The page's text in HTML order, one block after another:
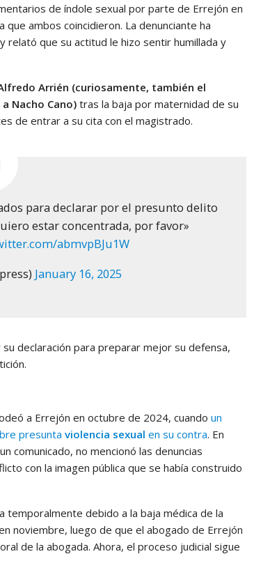
de índole sexual por parte de Errejón en
ambos coincidieron. La denunciante ha
relató que su actitud le hizo sentir humillada y
Arrién (curiosamente, también el
Nacho Cano)tras la baja por maternidad de su
de entrar a su cita con el magistrado.
para declarar por el presunto delito
estar concentrada, por favor»
abmvpBJu1W
January 16, 2025
declaración para preparar mejor su defensa,
a Errejón en octubre de 2024, cuando un
presunta violencia sexual en su contra. En
comunicado, no mencionó las denuncias
con la imagen pública que se había construido
temporalmente debido a la baja médica de la
noviembre, luego de que el abogado de Errejón
de la abogada. Ahora, el proceso judicial sigue